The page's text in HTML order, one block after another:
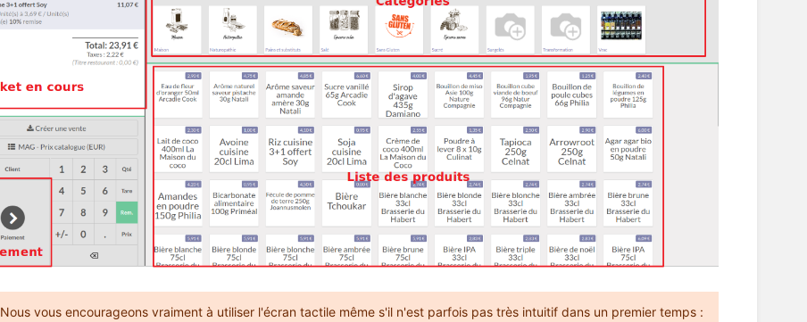
Nous vous encourageons vraiment à utiliser l'écran tactile même s'il n'est parfois pas très intuitif dans un premier temps :